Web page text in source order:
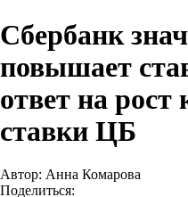
Сбербанк
повышает
ответ на рост
ставки ЦБ
Автор: Анна Комарова
Поделиться: